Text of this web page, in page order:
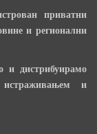
приватни
и регионални
дистрибуирамо
и